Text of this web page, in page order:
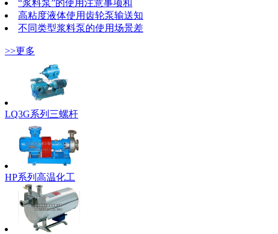
“浆料泵”的使用注意事项和
高粘度液体使用齿轮泵输送知
不同类型浆料泵的使用场景差
>>更多
LQ3G系列三螺杆
HP系列高温化工